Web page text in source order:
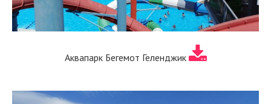
Аквапарк Бегемот Геленджик